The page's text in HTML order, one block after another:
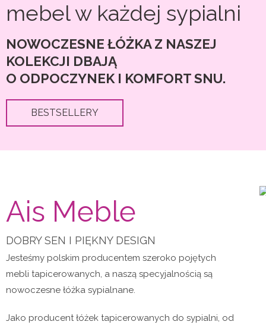
mebel w każdej sypialni
NOWOCZESNE ŁÓŻKA Z NASZEJ
KOLEKCJI DBAJĄ
O ODPOCZYNEK I KOMFORT SNU.
BESTSELLERY
Ais Meble
DOBRY SEN I PIĘKNY DESIGN
Jesteśmy polskim producentem szeroko pojętych
mebli tapicerowanych, a naszą specyjalnością są
nowoczesne łóżka sypialnane.
Jako producent łóżek tapicerowanych do sypialni, od